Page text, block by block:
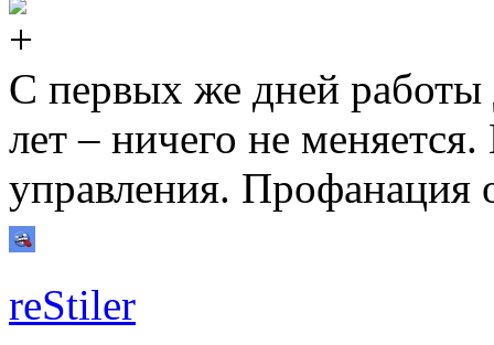
С первых же дней работы
лет – ничего не
управления.
reStiler